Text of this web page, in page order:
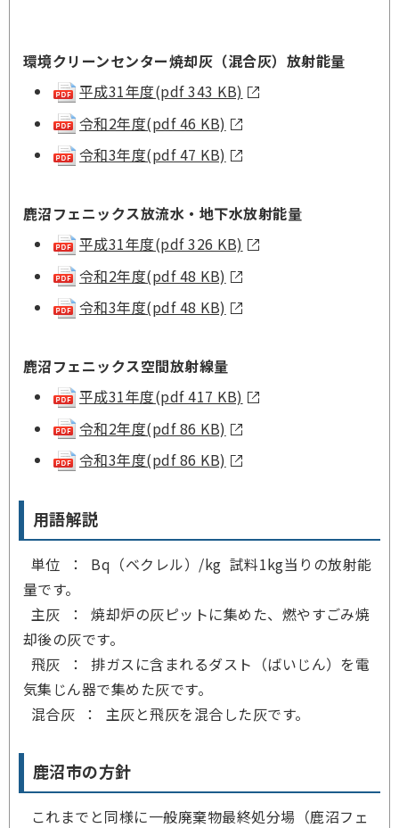
環境クリーンセンター焼却灰（混合灰）放射能量
平成31年度(pdf 343 KB)
令和2年度(pdf 46 KB)
令和3年度(pdf 47 KB)
鹿沼フェニックス放流水・地下水放射能量
平成31年度(pdf 326 KB)
令和2年度(pdf 48 KB)
令和3年度(pdf 48 KB)
鹿沼フェニックス空間放射線量
平成31年度(pdf 417 KB)
令和2年度(pdf 86 KB)
令和3年度(pdf 86 KB)
用語解説
単位 ： Bq（ベクレル）/kg 試料1kg当りの放射能
量です。
主灰 ： 焼却炉の灰ピットに集めた、燃やすごみ焼
却後の灰です。
飛灰 ： 排ガスに含まれるダスト（ばいじん）を電
気集じん器で集めた灰です。
混合灰 ： 主灰と飛灰を混合した灰です。
鹿沼市の方針
これまでと同様に一般廃棄物最終処分場（鹿沼フェ